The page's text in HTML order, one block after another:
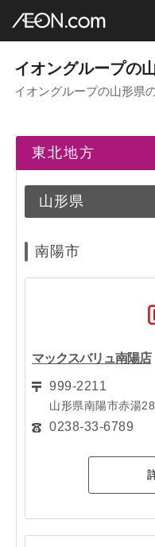
イオングループ店舗一覧
イオングループの
イオングループの山形県
東北地方
山形県
南陽市
マックスバリュ南陽店
999-2211
山形県南陽市赤湯
0238-33-6789